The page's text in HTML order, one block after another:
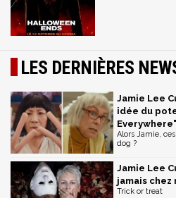
LES DERNIÈRES
Jamie Lee
idée du
Everywhere"
Alors Jamie,
dog ?
Jamie Lee
jamais chez
Trick or treat